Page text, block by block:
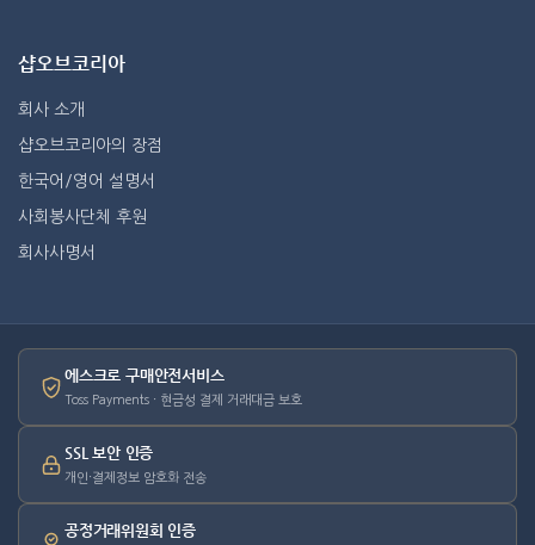
샵오브코리아
회사 소개
샵오브코리아의 장점
한국어/영어 설명서
사회봉사단체 후원
회사사명서
에스크로 구매안전서비스
Toss Payments · 현금성 결제 거래대금 보호
SSL 보안 인증
개인·결제정보 암호화 전송
공정거래위원회 인증